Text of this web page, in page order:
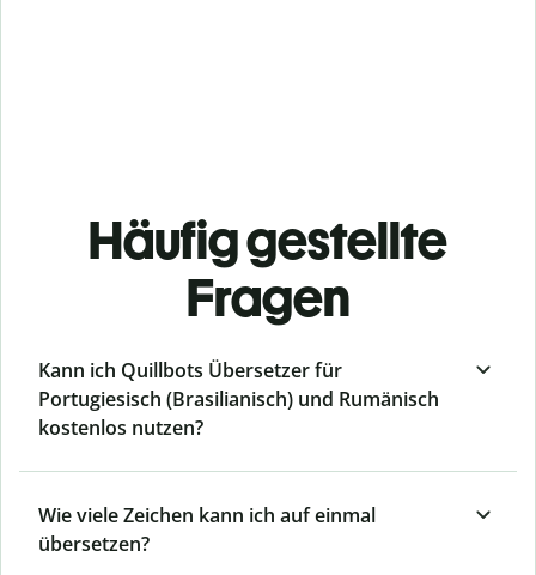
Häufig gestellte
Fragen
Kann ich Quillbots Übersetzer für
Portugiesisch (Brasilianisch) und Rumänisch
kostenlos nutzen?
Wie viele Zeichen kann ich auf einmal
übersetzen?